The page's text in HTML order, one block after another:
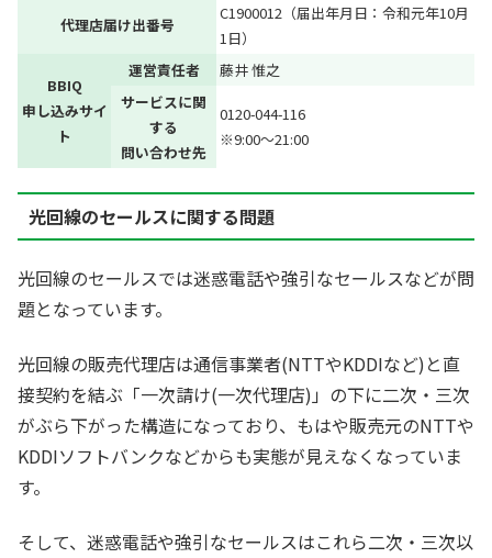
代理店届け出番号
C1900012（届出年月日：令和元年10月
1日）
BBIQ
申し込みサイ
ト
運営責任者
藤井 惟之
サービスに関
する
問い合わせ先
0120-044-116
※9:00～21:00
光回線のセールスに関する問題
光回線のセールスでは迷惑電話や強引なセールスなどが問
題となっています。
光回線の販売代理店は通信事業者(NTTやKDDIなど)と直
接契約を結ぶ「一次請け(一次代理店)」の下に二次・三次
がぶら下がった構造になっており、もはや販売元のNTTや
KDDIソフトバンクなどからも実態が見えなくなっていま
す。
そして、迷惑電話や強引なセールスはこれら二次・三次以